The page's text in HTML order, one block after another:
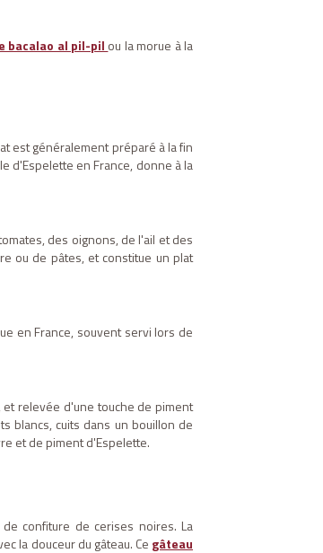
e bacalao al pil-pil ou la morue à la
est généralement préparé à la fin
d'Espelette en France, donne à la
des oignons, de l'ail et des
ou de pâtes, et constitue un plat
en France, souvent servi lors de
et relevée d'une touche de piment
blancs, cuits dans un bouillon de
et de piment d'Espelette.
confiture de cerises noires. La
la douceur du gâteau. Ce gâteau